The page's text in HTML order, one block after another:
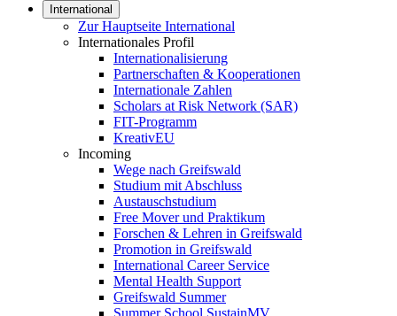
International
Zur Hauptseite International
Internationales Profil
Internationalisierung
Partnerschaften & Kooperationen
Internationale Zahlen
Scholars at Risk Network (SAR)
FIT-Programm
KreativEU
Incoming
Wege nach Greifswald
Studium mit Abschluss
Austauschstudium
Free Mover und Praktikum
Forschen & Lehren in Greifswald
Promotion in Greifswald
International Career Service
Mental Health Support
Greifswald Summer
Summer School SustainMV